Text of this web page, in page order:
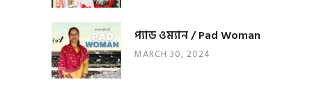
প্যাড ওম্যান / Pad Woman
MARCH 30, 2024